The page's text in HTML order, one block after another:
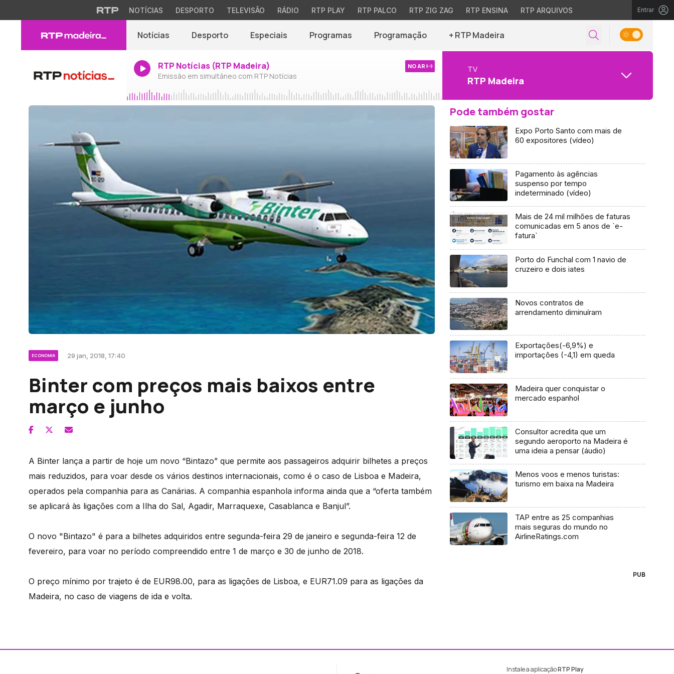
NOTÍCIAS DESPORTO TELEVISÃO RÁDIO RTP PLAY RTP PALCO RTP ZIG ZAG RTP ENSINA RTP ARQUIVOS Entrar
Notícias Desporto Especiais Programas Programação + RTP Madeira
RTP Notícias (RTP Madeira)
Emissão em simultâneo com RTP Notícias
NO AR TV
RTP Madeira
ECONOMIA 29 jan, 2018, 17:40
Binter com preços mais baixos entre
março e junho
A Binter lança a partir de hoje um novo “Bintazo” que permite aos passageiros adquirir bilhetes a preços
mais reduzidos, para voar desde os vários destinos internacionais, como é o caso de Lisboa e Madeira,
operados pela companhia para as Canárias. A companhia espanhola informa ainda que a “oferta também
se aplicará às ligações com a Ilha do Sal, Agadir, Marraquexe, Casablanca e Banjul”.
O novo "Bintazo" é para a bilhetes adquiridos entre segunda-feira 29 de janeiro e segunda-feira 12 de
fevereiro, para voar no período compreendido entre 1 de março e 30 de junho de 2018.
O preço mínimo por trajeto é de EUR98.00, para as ligações de Lisboa, e EUR71.09 para as ligações da
Madeira, no caso de viagens de ida e volta.
Pode também gostar
Expo Porto Santo com mais de
60 expositores (vídeo)
Pagamento às agências
suspenso por tempo
indeterminado (vídeo)
Mais de 24 mil milhões de faturas
comunicadas em 5 anos de `e-
fatura`
Porto do Funchal com 1 navio de
cruzeiro e dois iates
Novos contratos de
arrendamento diminuíram
Exportações(-6,9%) e
importações (-4,1) em queda
Madeira quer conquistar o
mercado espanhol
Consultor acredita que um
segundo aeroporto na Madeira é
uma ideia a pensar (áudio)
Menos voos e menos turistas:
turismo em baixa na Madeira
TAP entre as 25 companhias
mais seguras do mundo no
AirlineRatings.com
PUB
Instale a aplicaçãoRTP Play